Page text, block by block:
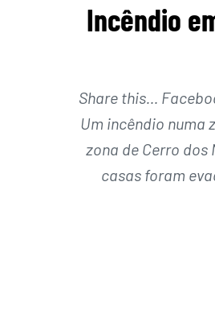
Incêndio
Share this…
Um incêndio numa
zona de Cerro dos
casas foram